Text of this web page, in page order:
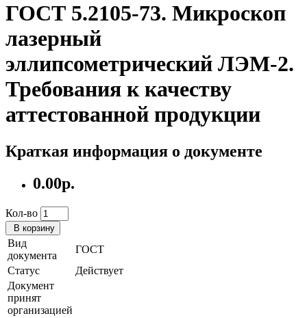
ГОСТ 5.2105-73. Микроскоп
лазерный
эллипсометрический ЛЭМ-2.
Требования к качеству
аттестованной продукции
Краткая информация о документе
0.00р.
Кол-во
В корзину
Вид
документа
ГОСТ
Статус
Действует
Документ
принят
организацией